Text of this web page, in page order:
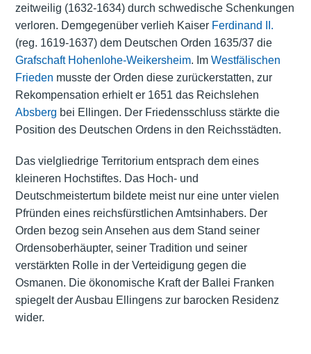
zeitweilig (1632-1634) durch schwedische Schenkungen
verloren. Demgegenüber verlieh Kaiser Ferdinand II.
(reg. 1619-1637) dem Deutschen Orden 1635/37 die
Grafschaft Hohenlohe-Weikersheim. Im Westfälischen
Frieden musste der Orden diese zurückerstatten, zur
Rekompensation erhielt er 1651 das Reichslehen
Absberg bei Ellingen. Der Friedensschluss stärkte die
Position des Deutschen Ordens in den Reichsstädten.
Das vielgliedrige Territorium entsprach dem eines
kleineren Hochstiftes. Das Hoch- und
Deutschmeistertum bildete meist nur eine unter vielen
Pfründen eines reichsfürstlichen Amtsinhabers. Der
Orden bezog sein Ansehen aus dem Stand seiner
Ordensoberhäupter, seiner Tradition und seiner
verstärkten Rolle in der Verteidigung gegen die
Osmanen. Die ökonomische Kraft der Ballei Franken
spiegelt der Ausbau Ellingens zur barocken Residenz
wider.